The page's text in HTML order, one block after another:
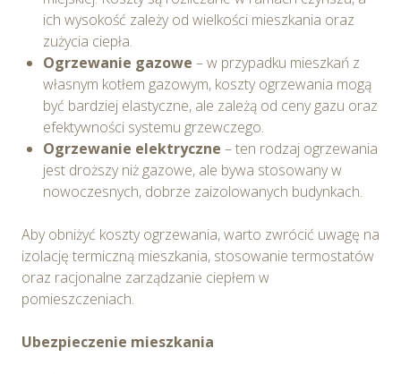
Wybierając opcję „Zgadzam się” wyrażasz zgodę na
wykorzystywanie w Serwisie wszystkich plików
cookie przez Spravia Sp. z o.o. oraz jej Partnerów we
wskazanych powyżej celach.Wyrażenie zgody jest
dobrowolne. Możesz wycofać zgodę i dokonać zmiany
ustawień dotyczących plików cookie w każdej chwili za
pośrednictwem panelu „Ustawienia plików cookie”
dostępnego z poziomuPolityki prywatności – pliki
Możesz również dostosować wybory dotyczące
plików cookie i udzielić zgody na wykorzystywanie
plików cookie w Serwisie tylko w wybranych przez
wybory”.
ich wysokość zależy od wielkości mieszkania oraz
zużycia ciepła.
Ogrzewanie gazowe – w przypadku mieszkań z
własnym kotłem gazowym, koszty ogrzewania mogą
być bardziej elastyczne, ale zależą od ceny gazu oraz
efektywności systemu grzewczego.
Ogrzewanie elektryczne – ten rodzaj ogrzewania
jest droższy niż gazowe, ale bywa stosowany w
nowoczesnych, dobrze zaizolowanych budynkach.
Aby obniżyć koszty ogrzewania, warto zwrócić uwagę na
izolację termiczną mieszkania, stosowanie termostatów
oraz racjonalne zarządzanie ciepłem w
pomieszczeniach.
Ubezpieczenie mieszkania